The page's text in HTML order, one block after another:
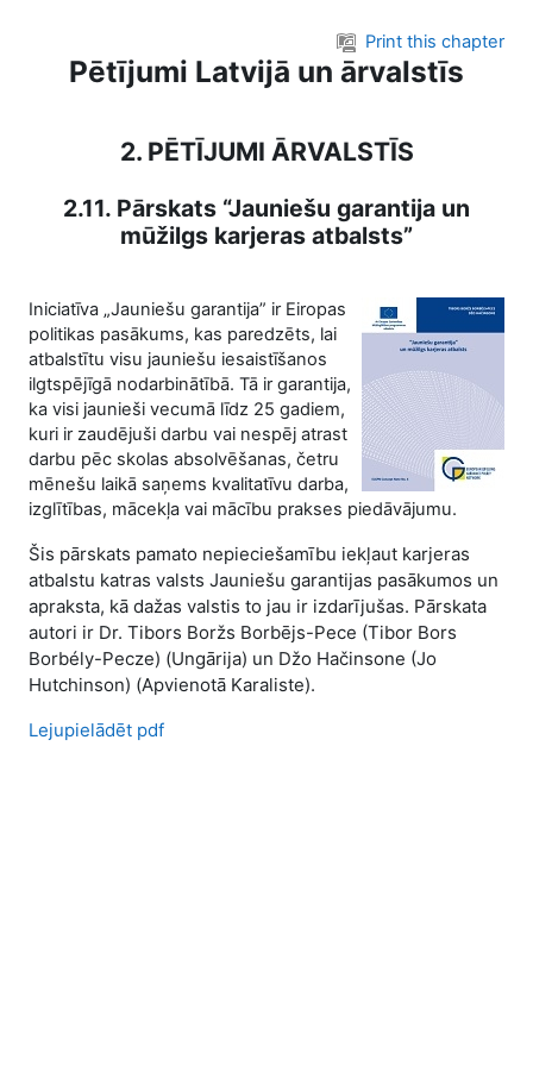
Print this chapter
Pētījumi Latvijā un ārvalstīs
2. PĒTĪJUMI ĀRVALSTĪS
2.11. Pārskats “Jauniešu garantija un
mūžilgs karjeras atbalsts”
Iniciatīva „Jauniešu garantija” ir Eiropas
politikas pasākums, kas paredzēts, lai
atbalstītu visu jauniešu iesaistīšanos
ilgtspējīgā nodarbinātībā. Tā ir garantija,
ka visi jaunieši vecumā līdz 25 gadiem,
kuri ir zaudējuši darbu vai nespēj atrast
darbu pēc skolas absolvēšanas, četru
mēnešu laikā saņems kvalitatīvu darba,
izglītības, mācekļa vai mācību prakses piedāvājumu.
Šis pārskats pamato nepieciešamību iekļaut karjeras
atbalstu katras valsts Jauniešu garantijas pasākumos un
apraksta, kā dažas valstis to jau ir izdarījušas. Pārskata
autori ir Dr. Tibors Boržs Borbējs-Pece (Tibor Bors
Borbély-Pecze) (Ungārija) un Džo Hačinsone (Jo
Hutchinson) (Apvienotā Karaliste).
Lejupielādēt pdf